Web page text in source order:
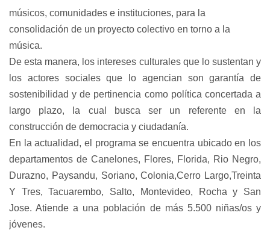
músicos, comunidades e instituciones, para la
consolidación de un proyecto colectivo en torno a la
música.
De esta manera, los intereses culturales que lo sustentan y
los actores sociales que lo agencian son garantía de
sostenibilidad y de pertinencia como política concertada a
largo plazo, la cual busca ser un referente en la
construcción de democracia y ciudadanía.
En la actualidad, el programa se encuentra ubicado en los
departamentos de Canelones, Flores, Florida, Rio Negro,
Durazno, Paysandu, Soriano, Colonia,Cerro Largo,Treinta
Y Tres, Tacuarembo, Salto, Montevideo, Rocha y San
Jose. Atiende a una población de más 5.500 niñas/os y
jóvenes.